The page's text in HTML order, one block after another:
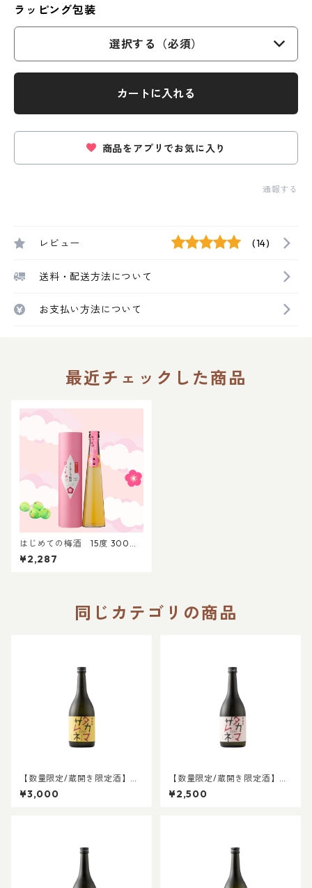
ラッピング包装
選択する（必須）
カートに入れる
商品をアプリでお気に入り
通報する
レビュー (14)
送料・配送方法について
お支払い方法について
最近チェックした商品
はじめての梅酒 15度 300ml
｜贈答 プレゼント 家飲み 贈り
物 晩酌 梅酒 リキュール
¥2,287
同じカテゴリの商品
【数量限定/蔵開き限定酒】タ
カマサムネ 純米大吟醸
¥3,000
【数量限定/蔵開き限定酒】タ
カマサムネ 大吟醸
¥2,500